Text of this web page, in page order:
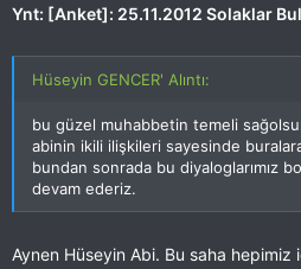
Ynt: [Anket]: 25.11.2012 Solaklar
Hüseyin GENCER' Alıntı:
bu güzel muhabbetin temeli
abinin ikili ilişkileri sayesinde
bundan sonrada bu diyaloglarımız
devam ederiz.
Aynen Hüseyin Abi. Bu saha hepimiz